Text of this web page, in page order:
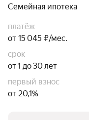
Семейная ипотека
платёж
от 15 045 ₽/мес.
срок
от 1 до 30 лет
первый взнос
от 20,1%